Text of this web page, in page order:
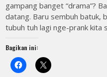
gampang banget “drama”?
datang. Baru sembuh batuk,
tubuh tuh lagi nge-prank kita
Bagikan ini: